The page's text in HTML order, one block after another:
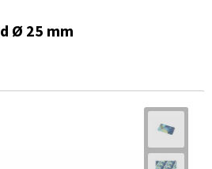
Ø 25 mm